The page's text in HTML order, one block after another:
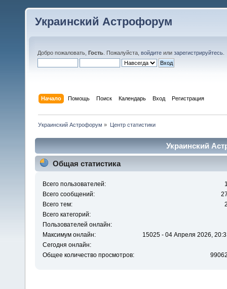
Украинский Астрофорум
Добро пожаловать, Гость . Пожалуйста, войдите или зарегистрируйтесь
Начало Помощь Поиск Календарь Вход Регистрация
Украинский Астрофорум » Центр статистики
Украинский
Общая статистика
Всего пользователей:
Всего сообщений:
Всего тем:
Всего категорий:
Пользователей онлайн:
Максимум онлайн:
15025 - 04 Апреля 2026,
Сегодня онлайн:
Общее количество просмотров: